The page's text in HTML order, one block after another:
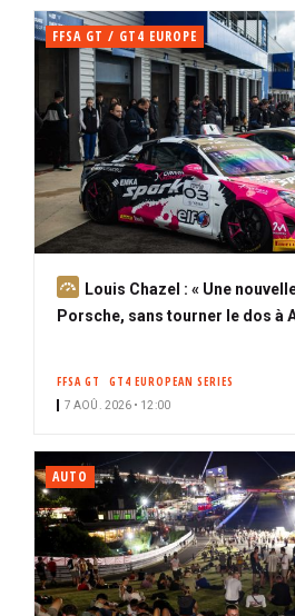
FFSA GT / GT4 EUROPE
A
b
Louis Chazel : « Une
Porsche, sans tourner le dos à
FFSA GT GT4 EUROPEAN SERIES
7 AOÛ. 2026 • 12:00
AUTO